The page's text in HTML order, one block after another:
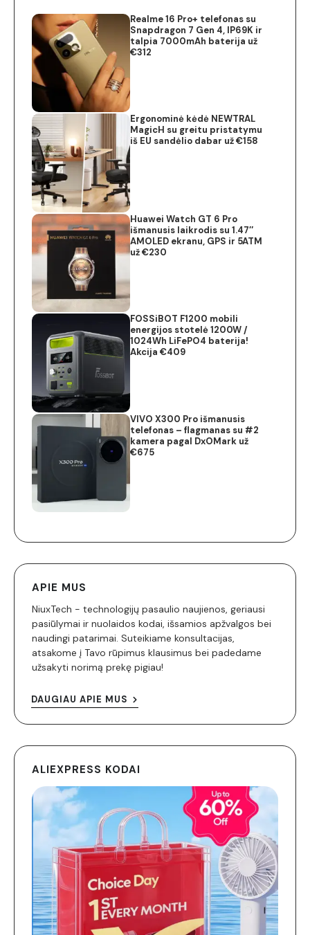
Realme 16 Pro+ telefonas su
Snapdragon 7 Gen 4, IP69K ir
talpia 7000mAh baterija už
€312
Ergonominė kėdė NEWTRAL
MagicH su greitu pristatymu
iš EU sandėlio dabar už €158
Huawei Watch GT 6 Pro
išmanusis laikrodis su 1.47″
AMOLED ekranu, GPS ir 5ATM
už €230
FOSSiBOT F1200 mobili
energijos stotelė 1200W /
1024Wh LiFePO4 baterija!
Akcija €409
VIVO X300 Pro išmanusis
telefonas – flagmanas su #2
kamera pagal DxOMark už
€675
APIE MUS
NiuxTech - technologijų pasaulio naujienos, geriausi
pasiūlymai ir nuolaidos kodai, išsamios apžvalgos bei
naudingi patarimai. Suteikiame konsultacijas,
atsakome į Tavo rūpimus klausimus bei padedame
užsakyti norimą prekę pigiau!
DAUGIAU APIE MUS
ALIEXPRESS KODAI